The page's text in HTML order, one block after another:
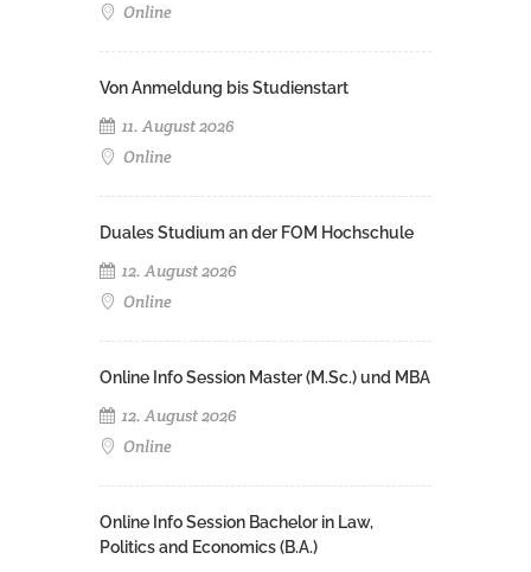
Online
Von Anmeldung bis Studienstart
11. August 2026
Online
Duales Studium an der FOM Hochschule
12. August 2026
Online
Online Info Session Master (M.Sc.) und MBA
12. August 2026
Online
Online Info Session Bachelor in Law,
Politics and Economics (B.A.)